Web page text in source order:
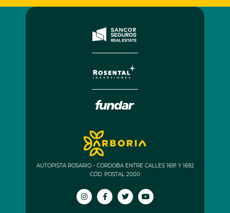
AUTOPISTA ROSARIO - CORDOBA ENTRE CALLES 1691 Y 1692
CÓD. POSTAL 2000